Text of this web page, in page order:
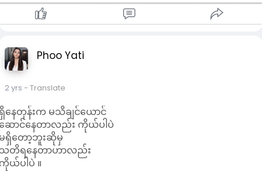
Phoo Yati
2 yrs - Translate
နေတုန်းက မသိချင်ယောင်
ောင်နေတာလည်း ကိုယ်ပါပဲ
ရှိတော့ဘူးဆိုမှ
တိရနေတာဟာလည်း
ယ်ပါပဲ ။